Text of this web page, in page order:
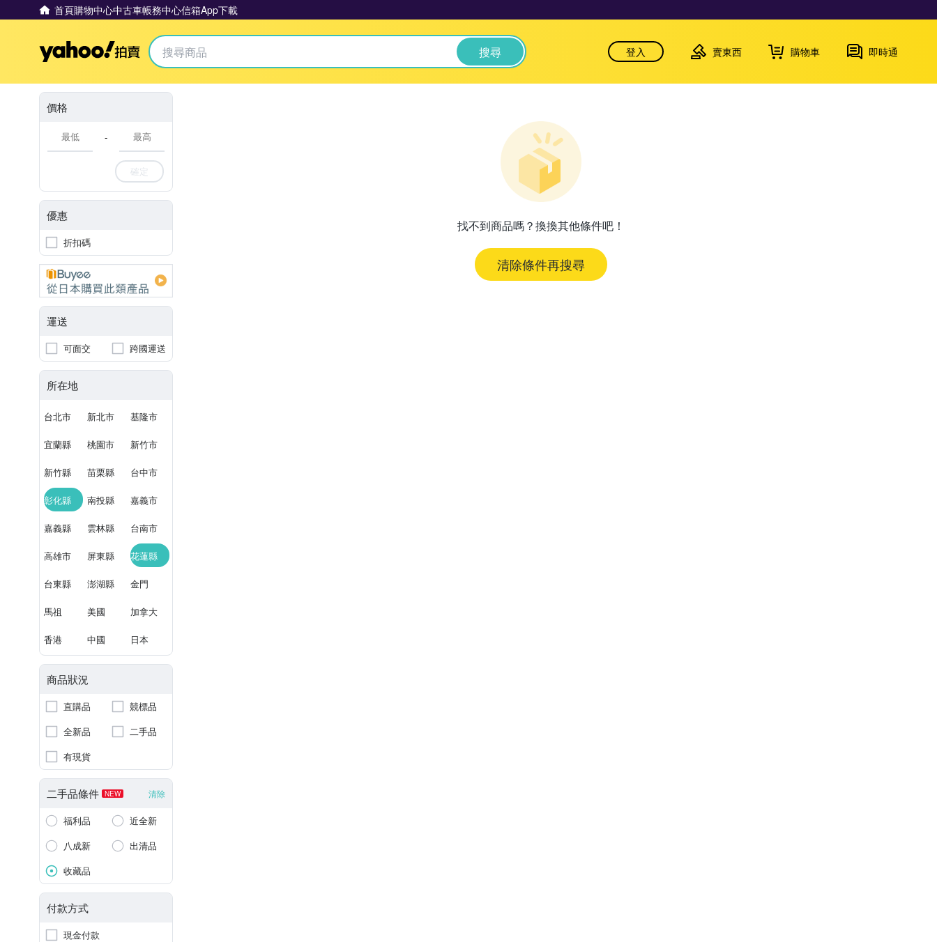
首頁購物中心中古車帳務中心信箱App下載
Yahoo拍賣 搜尋 登入 賣東西 購物車 即時通
價格
-
確定
優惠
折扣碼
運送
可面交 跨國運送
所在地
台北市 新北市 基隆市
宜蘭縣 桃園市 新竹市
新竹縣 苗栗縣 台中市
彰化縣 南投縣 嘉義市
嘉義縣 雲林縣 台南市
高雄市 屏東縣 花蓮縣
台東縣 澎湖縣 金門
馬祖 美國 加拿大
香港 中國 日本
商品狀況
直購品
競標品
全新品
二手品
有現貨
二手品條件 NEW 清除
福利品
近全新
八成新
出清品
收藏品
付款方式
現金付款
找不到商品嗎？換換其他條件吧！
清除條件再搜尋